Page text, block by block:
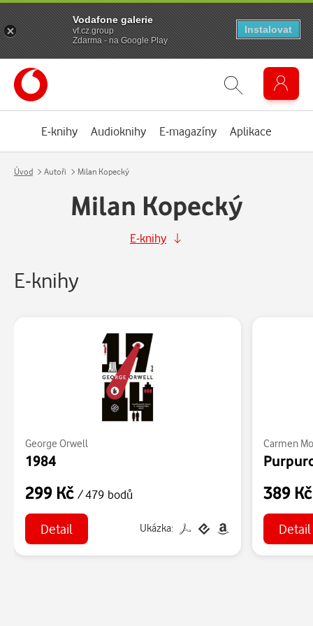
E-knihy Audioknihy E-magazíny Aplikace
Úvod Autoři Milan Kopecký
Milan Kopecký
E-knihy
E-knihy
George Orwell
1984
299 Kč / 479 bodů
Detail Ukázka:
Carmen
389
Detail
Vodafone galerie
vf.cz.group
Zdarma - na Google Play
Instalovat